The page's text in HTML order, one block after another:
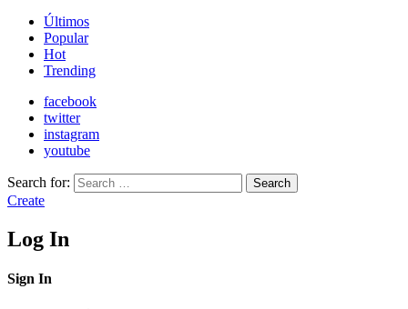
Últimos
Popular
Hot
Trending
facebook
twitter
instagram
youtube
Search for: Search
Create
Log In
Sign In